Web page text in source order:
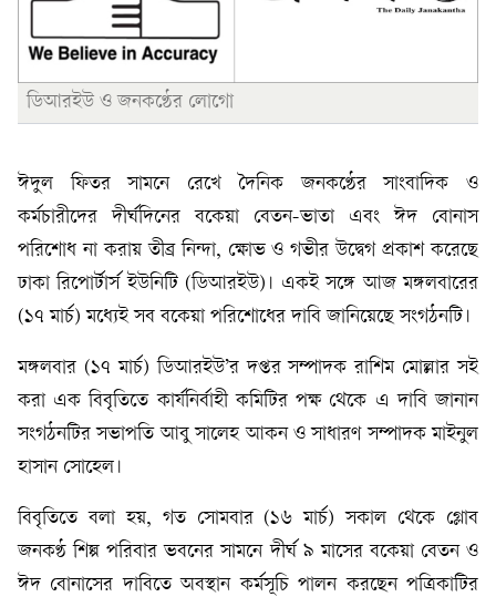
ডিআরইউ ও জনকণ্ঠের লোগো
ঈদুল ফিতর সামনে রেখে দৈনিক জনকণ্ঠের সাংবাদিক ও
কর্মচারীদের দীর্ঘদিনের বকেয়া বেতন-ভাতা এবং ঈদ বোনাস
পরিশোধ না করায় তীব্র নিন্দা, ক্ষোভ ও গভীর উদ্বেগ প্রকাশ করেছে
ঢাকা রিপোর্টার্স ইউনিটি (ডিআরইউ)। একই সঙ্গে আজ মঙ্গলবারের
(১৭ মার্চ) মধ্যেই সব বকেয়া পরিশোধের দাবি জানিয়েছে সংগঠনটি।
মঙ্গলবার (১৭ মার্চ) ডিআরইউ’র দপ্তর সম্পাদক রাশিম মোল্লার সই
করা এক বিবৃতিতে কার্যনির্বাহী কমিটির পক্ষ থেকে এ দাবি জানান
সংগঠনটির সভাপতি আবু সালেহ আকন ও সাধারণ সম্পাদক মাইনুল
হাসান সোহেল।
বিবৃতিতে বলা হয়, গত সোমবার (১৬ মার্চ) সকাল থেকে গ্লোব
জনকণ্ঠ শিল্প পরিবার ভবনের সামনে দীর্ঘ ৯ মাসের বকেয়া বেতন ও
ঈদ বোনাসের দাবিতে অবস্থান কর্মসূচি পালন করছেন পত্রিকাটির